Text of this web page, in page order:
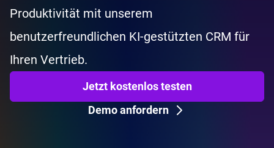
Produktivität mit unserem
benutzerfreundlichen KI-gestützten CRM für
Ihren Vertrieb.
Jetzt kostenlos testen
Demo anfordern